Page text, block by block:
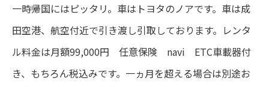
一時帰国にはピッタリ。車はトヨタのノアです。車は成
田空港、航空付近で引き渡し引取しております。レンタ
ル料金は月額99,000円 任意保険 navi ETC車載器付
き、もちろん税込みです。一ヵ月を超える場合は別途お